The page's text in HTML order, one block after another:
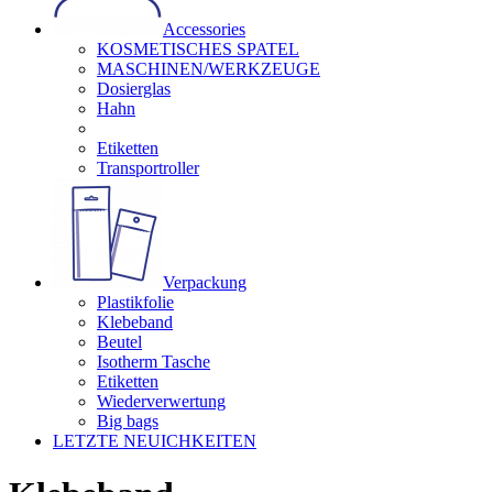
Accessories
KOSMETISCHES SPATEL
MASCHINEN/WERKZEUGE
Dosierglas
Hahn
Etiketten
Transportroller
Verpackung
Plastikfolie
Klebeband
Beutel
Isotherm Tasche
Etiketten
Wiederverwertung
Big bags
LETZTE NEUICHKEITEN